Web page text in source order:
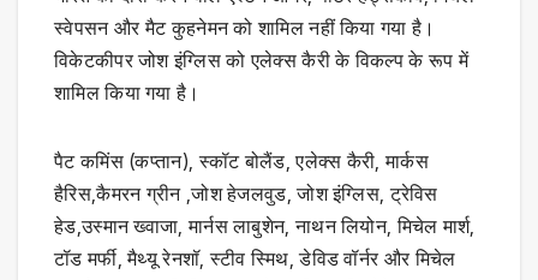
स्‍वेपसन और मैट कुहनेमन को शामिल नहीं किया गया है।
विकेटकीपर जोश इंग्लिस को एलेक्‍स कैरी के विकल्‍प के रूप में
शामिल किया गया है।
पैट कमिंस (कप्‍तान), स्‍कॉट बोलैंड, एलेक्‍स कैरी, मार्कस
हैरिस,कैमरन ग्रीन ,जोश हेजलवुड, जोश इंग्लिस, ट्रेविस
हेड,उस्‍मान ख्‍वाजा, मार्नस लाबुशेन, नाथन लियोन, मिचेल मार्श,
टॉड मर्फी, मैथ्‍यू रेनशॉ, स्‍टीव स्मिथ, डेविड वॉर्नर और मिचेल